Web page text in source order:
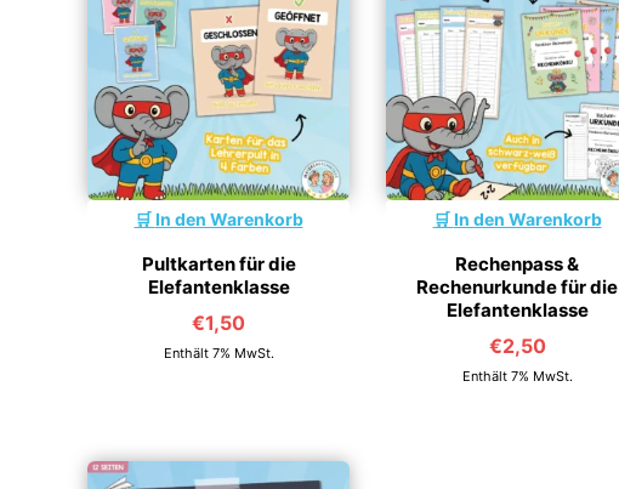
In den Warenkorb
Pultkarten für die
Elefantenklasse
€1,50
Enthält 7% MwSt.
In den Warenkorb
Rechenpass &
Rechenurkunde für die
Elefantenklasse
€2,50
Enthält 7% MwSt.